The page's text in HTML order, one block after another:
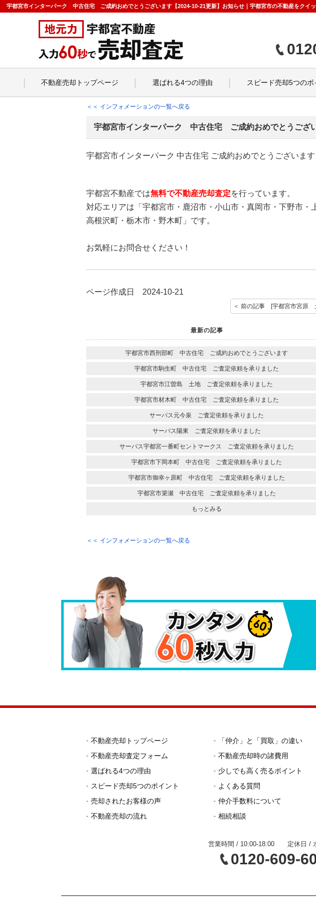
宇都宮市インターパーク 中古住宅 ご成約おめでとうございます【2024-10-21更新】お知らせ｜宇都宮市の不動産をクイ
不動産売却トップページ 選ばれる4つの理由 スピード売却5つのポ
＜＜ インフォメーションの一覧へ戻る
宇都宮市インターパーク 中古住宅 ご成約おめでとうござ
宇都宮市インターパーク 中古住宅 ご成約おめでとうございます
宇都宮不動産では無料で不動産売却査定を行っています。
対応エリアは「宇都宮市・鹿沼市・小山市・真岡市・下野市・
高根沢町・栃木市・野木町」です。
お気軽にお問合せください！
ページ作成日 2024-10-21
最新の記事
宇都宮市西刑部町 中古住宅 ご成約おめでとうございます
宇都宮市駒生町 中古住宅 ご査定依頼を承りました
宇都宮市江曽島 土地 ご査定依頼を承りました
宇都宮市材木町 中古住宅 ご査定依頼を承りました
サーパス元今泉 ご査定依頼を承りました
サーパス陽東 ご査定依頼を承りました
サーパス宇都宮一番町セントマークス ご査定依頼を承りました
宇都宮市下岡本町 中古住宅 ご査定依頼を承りました
宇都宮市御幸ヶ原町 中古住宅 ご査定依頼を承りました
宇都宮市簗瀬 中古住宅 ご査定依頼を承りました
もっとみる
＜＜ インフォメーションの一覧へ戻る
不動産売却トップページ
不動産売却査定フォーム
選ばれる4つの理由
スピード売却5つのポイント
売却されたお客様の声
不動産売却の流れ
「仲介」と「買取」の違い
不動産売却時の諸費用
少しでも高く売るポイント
よくある質問
仲介手数料について
相続相談
営業時間 / 10:00-18:00 定休日 /
0120-609-